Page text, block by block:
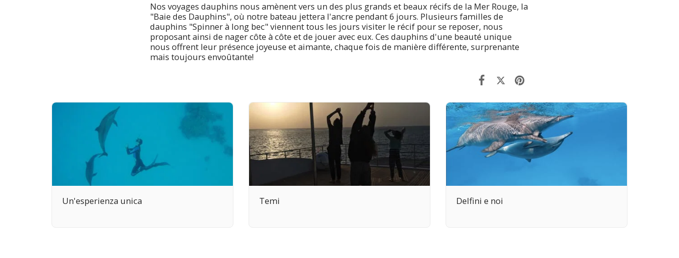
Nos voyages dauphins nous amènent vers un des plus grands et beaux récifs de la Mer Rouge, la
"Baie des Dauphins", où notre bateau jettera l'ancre pendant 6 jours. Plusieurs familles de
dauphins "Spinner à long bec" viennent tous les jours visiter le récif pour se reposer, nous
proposant ainsi de nager côte à côte et de jouer avec eux. Ces dauphins d'une beauté unique
nous offrent leur présence joyeuse et aimante, chaque fois de manière différente, surprenante
mais toujours envoûtante!
Un'esperienza unica Temi Delfini e noi